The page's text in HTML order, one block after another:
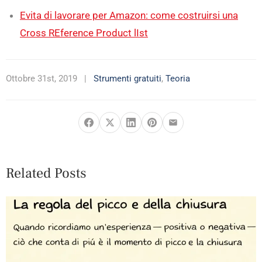
Evita di lavorare per Amazon: come costruirsi una
Cross REference Product lIst
Ottobre 31st, 2019 Strumenti gratuiti, Teoria
Related Posts